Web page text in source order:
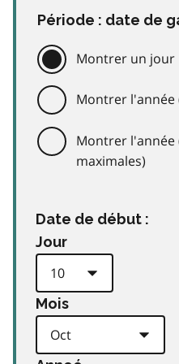
Période : date de
Montrer un jour
Montrer l'année
Montrer l'année
maximales)
Date de début :
Jour
Mois